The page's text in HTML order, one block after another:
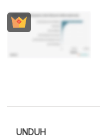
UNDUH